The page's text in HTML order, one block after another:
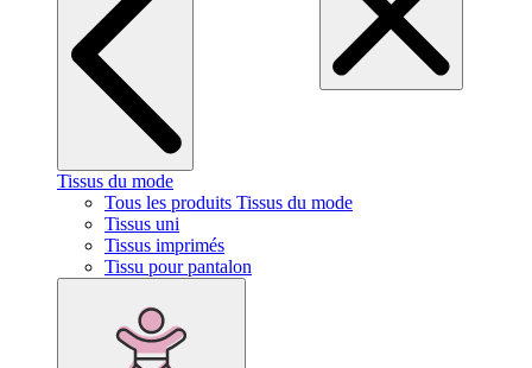
Tissus du mode
Tous les produits Tissus du mode
Tissus uni
Tissus imprimés
Tissu pour pantalon